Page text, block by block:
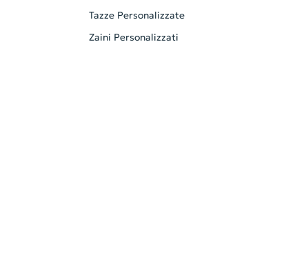
Tazze Personalizzate
Zaini Personalizzati